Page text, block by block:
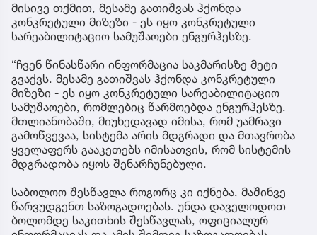
მისივე თქმით, მესამე გათიშვას ჰქონდა
კონკრეტული მიზეზი - ეს იყო კონკრეტული
სარეაბილიტაციო სამუშაოები ენგურჰესზე.
“ჩვენ წინასწარი ინფორმაცია საკმარისზე მეტი
გვაქვს. მესამე გათიშვას ჰქონდა კონკრეტული
მიზეზი - ეს იყო კონკრეტული სარეაბილიტაციო
სამუშაოები, რომლებიც წარმოებდა ენგურჰესზე.
მთლიანობაში, მიუხედავად იმისა, რომ უამრავი
გამოწვევაა, სისტემა არის მდგრადი და მთავრობა
ყველაფერს გააკეთებს იმისათვის, რომ სისტემის
მდგრადობა იყოს შენარჩუნებული.
საბოლოო შესწავლა როგორც კი იქნება, მაშინვე
წარვუდგენთ საზოგადოებას. უნდა დაველოდოთ
ბოლომდე საკითხის შესწავლას, ოფიციალურ